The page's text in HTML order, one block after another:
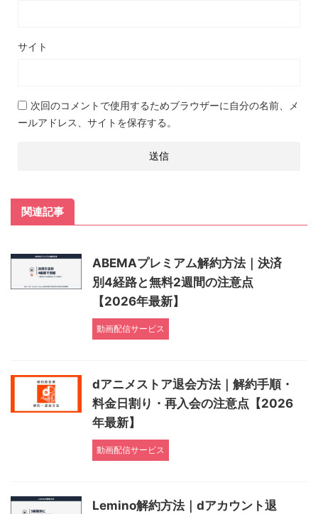
サイト
次回のコメントで使用するためブラウザーに自分の名前、メ
ールアドレス、サイトを保存する。
関連記事
ABEMAプレミアム解約方法｜決済
別4経路と無料2週間の注意点
【2026年最新】
動画配信サービス
dアニメストア退会方法｜解約手順・
料金日割り・再入会の注意点【2026
年最新】
動画配信サービス
Lemino解約方法｜dアカウント退